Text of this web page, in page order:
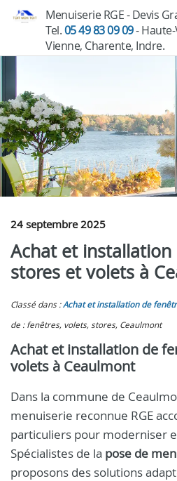
Menuiserie RGE - Devis
Tel.05 49 83 09 09- Haute-
Vienne, Charente, Indre.
24 septembre 2025
Achat et installation
stores et volets à
Classé dans :Achat et installation de
de : fenêtres, volets, stores, Ceaulmont
Achat et installation de
volets à Ceaulmont
Dans la commune de
menuiserie reconnue RGE
particuliers pour moderniser
Spécialistes de la pose de
proposons des solutions